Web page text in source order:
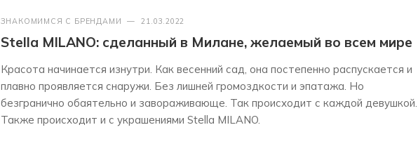
ЗНАКОМИМСЯ С БРЕНДАМИ — 21.03.2022
Stella MILANO: сделанный в Милане, желаемый во всем мире
Красота начинается изнутри. Как весенний сад, она постепенно распускается и
плавно проявляется снаружи. Без лишней громоздкости и эпатажа. Но
безгранично обаятельно и завораживающе. Так происходит с каждой девушкой.
Также происходит и с украшениями Stella MILANO.